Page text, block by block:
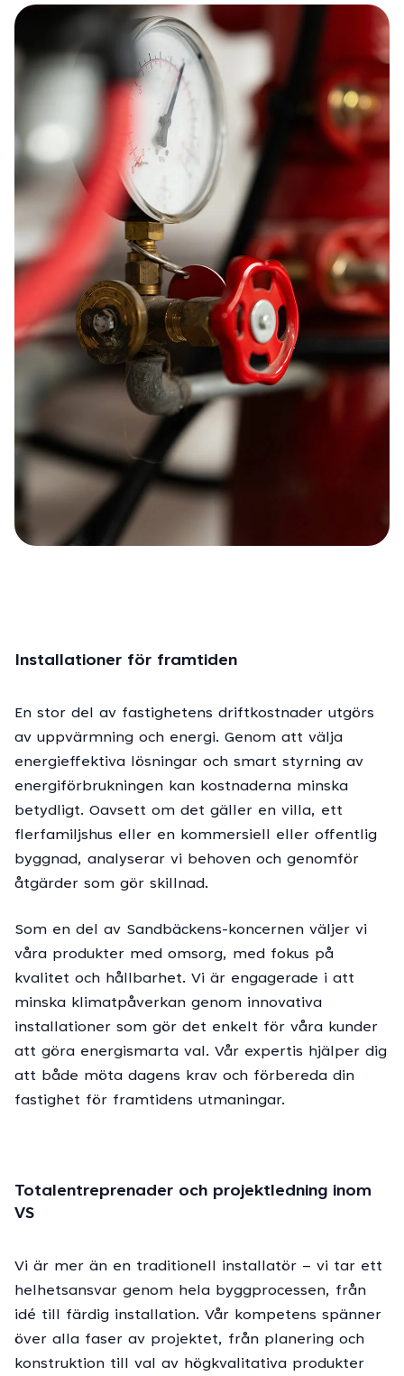
Installationer för framtiden
En stor del av fastighetens driftkostnader utgörs
av uppvärmning och energi. Genom att välja
energieffektiva lösningar och smart styrning av
energiförbrukningen kan kostnaderna minska
betydligt. Oavsett om det gäller en villa, ett
flerfamiljshus eller en kommersiell eller offentlig
byggnad, analyserar vi behoven och genomför
åtgärder som gör skillnad.
Som en del av Sandbäckens-koncernen väljer vi
våra produkter med omsorg, med fokus på
kvalitet och hållbarhet. Vi är engagerade i att
minska klimatpåverkan genom innovativa
installationer som gör det enkelt för våra kunder
att göra energismarta val. Vår expertis hjälper dig
att både möta dagens krav och förbereda din
fastighet för framtidens utmaningar.
Totalentreprenader och projektledning inom
VS
Vi är mer än en traditionell installatör – vi tar ett
helhetsansvar genom hela byggprocessen, från
idé till färdig installation. Vår kompetens spänner
över alla faser av projektet, från planering och
konstruktion till val av högkvalitativa produkter